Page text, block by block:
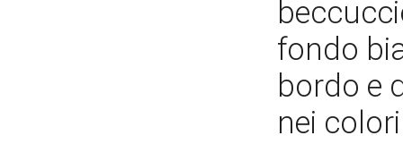
fondo
bordo e
nei